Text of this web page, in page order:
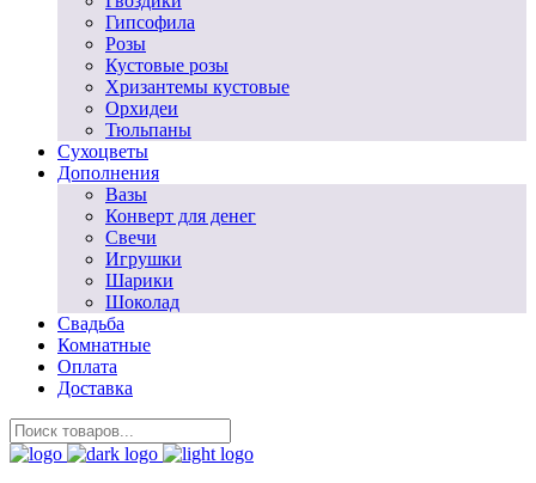
Гипсофила
Розы
Кустовые розы
Хризантемы кустовые
Орхидеи
Тюльпаны
Сухоцветы
Дополнения
Вазы
Конверт для денег
Свечи
Игрушки
Шарики
Шоколад
Свадьба
Комнатные
Оплата
Доставка